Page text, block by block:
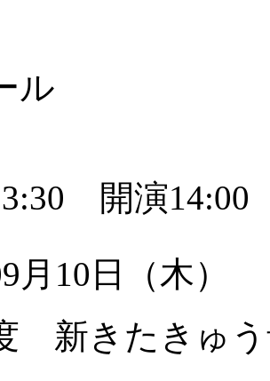
ル
開演14:00
月10日（木）
新きたきゅ